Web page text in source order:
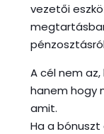
vezetői
A cél nem az,
hanem hogy
amit.
Ha a